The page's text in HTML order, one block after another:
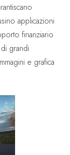
applicazioni
finanziario
grandi
e grafica